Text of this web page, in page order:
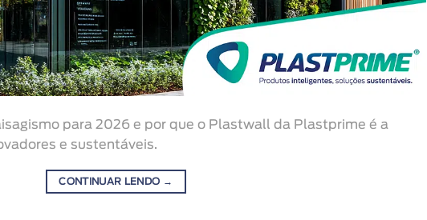
para 2026 e por que o Plastwall da Plastprime é a
e sustentáveis.
CONTINUAR LENDO →